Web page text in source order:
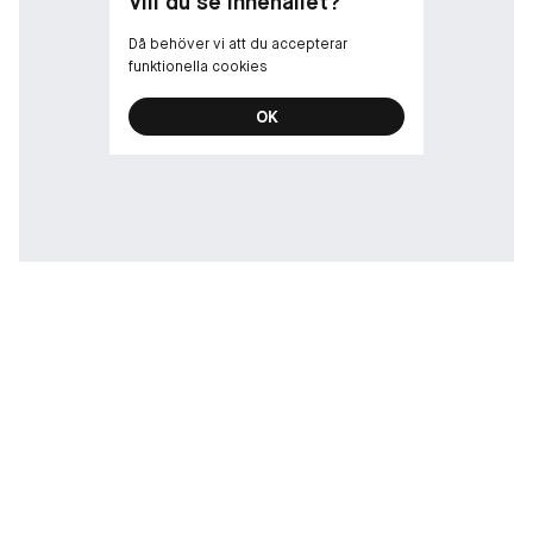
Då behöver vi att du accepterar
funktionella cookies
OK